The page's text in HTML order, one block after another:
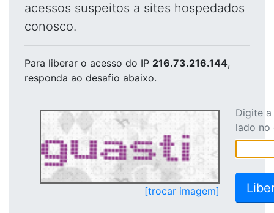
acessos suspeitos a sites hospedados
conosco.
Para liberar o acesso do IP 216.73.216.144,
responda ao desafio abaixo.
[trocar imagem]
Digite
lado no